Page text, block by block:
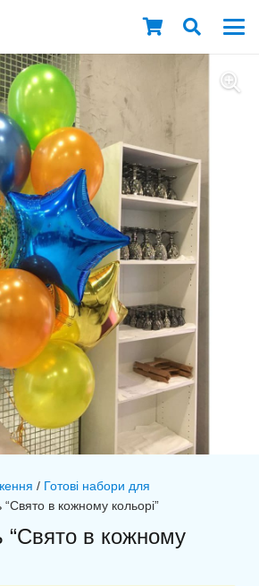
/ Готові набори для
“Свято в кожному кольорі”
“Свято в кожному